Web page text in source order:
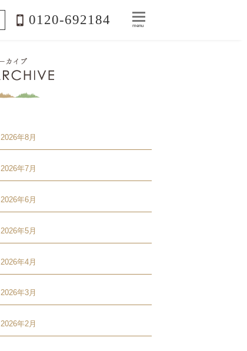
0120-692184 menu
2026年8月
2026年7月
2026年6月
2026年5月
2026年4月
2026年3月
2026年2月